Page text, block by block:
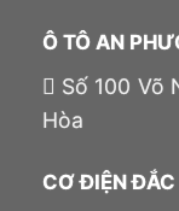
Ô TÔ AN
Số 100 Võ
Hòa
CƠ ĐIỆN ĐẮC